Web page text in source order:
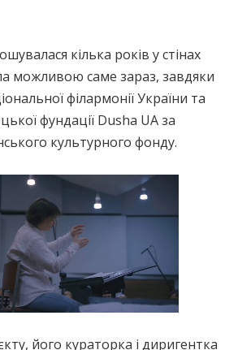
кілька років у стінах
можливою саме зараз, завдяки
філармонії України та
фундації Dusha UA за
культурного фонду.
його кураторка і диригентка